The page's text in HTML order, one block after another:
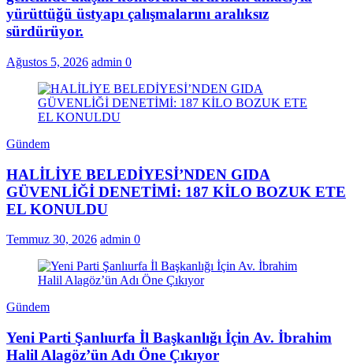
yürüttüğü üstyapı çalışmalarını aralıksız
sürdürüyor.
Ağustos 5, 2026 admin 0
Gündem
HALİLİYE BELEDİYESİ’NDEN GIDA
GÜVENLİĞİ DENETİMİ: 187 KİLO BOZUK ETE
EL KONULDU
Temmuz 30, 2026 admin 0
Gündem
Yeni Parti Şanlıurfa İl Başkanlığı İçin Av. İbrahim
Halil Alagöz’ün Adı Öne Çıkıyor